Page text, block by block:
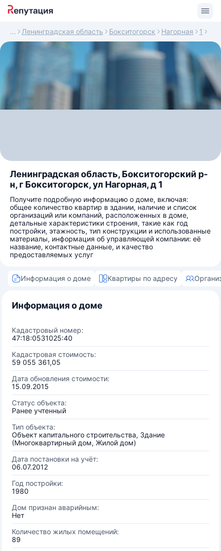
Ленинградская область Бокситогорск Нагорная 1
Ленинградская область, Бокситогорский р-
н, г Бокситогорск, ул Нагорная, д 1
Получите подробную информацию о доме, включая:
общее количество квартир в здании, наличие и список
организаций или компаний, расположенных в доме,
детальные характеристики строения, такие как год
постройки, этажность, тип конструкции и использованные
материалы, информация об управляющей компании: её
название, контактные данные, и качество
предоставляемых услуг
Информация о доме Квартиры по адресу
Информация о доме
Кадастровый номер:
47:18:0531025:40
Кадастровая стоимость:
59 055 361,05
Дата обновления стоимости:
15.09.2015
Статус объекта:
Ранее учтенный
Тип объекта:
Объект капитального строительства, Здание
(Многоквартирный дом, Жилой дом)
Дата постановки на учёт:
06.07.2012
Год постройки:
1980
Дом признан аварийным:
Нет
Количество жилых помещений:
89